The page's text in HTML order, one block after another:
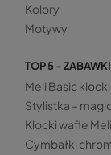
Kolory
Motywy
TOP 5 - ZABAWKI
Meli Basic
Stylistka –
Klocki wafle
Cymbałki